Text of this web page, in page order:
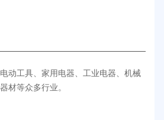
动工具、家用电器、工业电器、机械
材等众多行业。